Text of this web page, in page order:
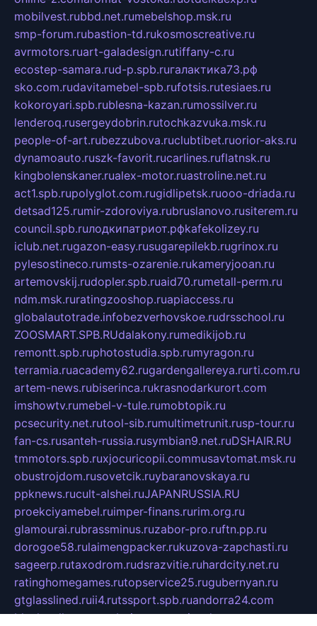
mobilvest.rubbd.net.rumebelshop.msk.ru
smp-forum.rubastion-td.rukosmoscreative.ru
avrmotors.ruart-galadesign.rutiffany-c.ru
ecostep-samara.rud-p.spb.ruгалактика73.рф
sko.com.rudavitamebel-spb.rufotsis.rutesiaes.ru
kokoroyari.spb.rublesna-kazan.rumossilver.ru
lenderoq.rusergeydobrin.rutochkazvuka.msk.ru
people-of-art.rubezzubova.ruclubtibet.ruorior-aks.ru
dynamoauto.ruszk-favorit.rucarlines.ruflatnsk.ru
kingbolenskaner.rualex-motor.ruastroline.net.ru
act1.spb.rupolyglot.com.rugidlipetsk.ruooo-driada.ru
detsad125.rumir-zdoroviya.rubruslanovo.rusiterem.ru
council.spb.ruлодкипатриот.рфkafekolizey.ru
iclub.net.rugazon-easy.rusugarepilekb.rugrinox.ru
pylesostineco.rumsts-ozarenie.rukameryjooan.ru
artemovskij.rudopler.spb.ruaid70.rumetall-perm.ru
ndm.msk.ruratingzooshop.ruapiaccess.ru
globalautotrade.infobezverhovskoe.rudrsschool.ru
ZOOSMART.SPB.RUdalakony.rumedikijob.ru
remontt.spb.ruphotostudia.spb.rumyragon.ru
terramia.ruacademy62.rugardengallereya.rurti.com.ru
artem-news.rubiserinca.rukrasnodarkurort.com
imshowtv.rumebel-v-tule.rumobtopik.ru
pcsecurity.net.rutool-sib.rumultimetrunit.rusp-tour.ru
fan-cs.rusanteh-russia.rusymbian9.net.ruDSHAIR.RU
tmmotors.spb.ruxjocuricopii.commusavtomat.msk.ru
obustrojdom.rusovetcik.ruybaranovskaya.ru
ppknews.rucult-alshei.ruJAPANRUSSIA.RU
proekciyamebel.ruimper-finans.rurim.org.ru
glamourai.rubrassminus.ruzabor-pro.ruftn.pp.ru
dorogoe58.rulaimengpacker.rukuzova-zapchasti.ru
sageerp.rutaxodrom.rudsrazvitie.ruhardcity.net.ru
ratinghomegames.rutopservice25.rugubernyan.ru
gtglasslined.ruii4.rutssport.spb.ruandorra24.com
blackwallstreet.ruoboimos.ruoptim-doors.com.ru